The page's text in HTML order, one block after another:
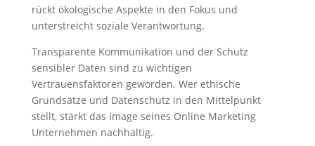
rückt ökologische Aspekte in den Fokus und
unterstreicht soziale Verantwortung.
Transparente Kommunikation und der Schutz
sensibler Daten sind zu wichtigen
Vertrauensfaktoren geworden. Wer ethische
Grundsätze und Datenschutz in den Mittelpunkt
stellt, stärkt das Image seines Online Marketing
Unternehmen nachhaltig.